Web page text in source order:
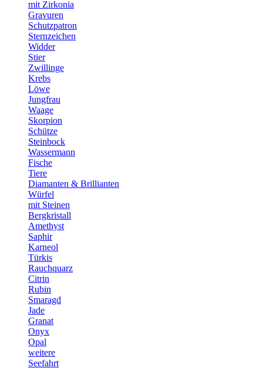
mit Zirkonia
Gravuren
Schutzpatron
Sternzeichen
Widder
Stier
Zwillinge
Krebs
Löwe
Jungfrau
Waage
Skorpion
Schütze
Steinbock
Wassermann
Fische
Tiere
Diamanten & Brillianten
Würfel
mit Steinen
Bergkristall
Amethyst
Saphir
Karneol
Türkis
Rauchquarz
Citrin
Rubin
Smaragd
Jade
Granat
Onyx
Opal
weitere
Seefahrt